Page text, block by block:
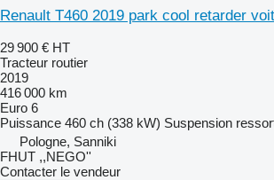
Renault T460 2019 park cool retarder
29 900 € HT
Tracteur routier
2019
416 000 km
Euro 6
Puissance 460 ch (338 kW) Suspension
Pologne, Sanniki
FHUT ,,NEGO''
Contacter le vendeur